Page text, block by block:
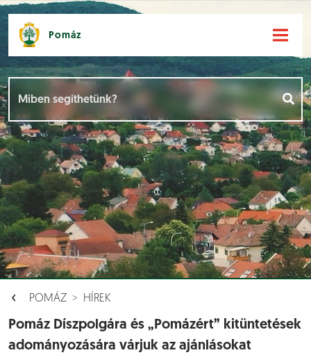
Pomáz
POMÁZ HÍREK
Pomáz Díszpolgára és „Pomázért” kitüntetések
adományozására várjuk az ajánlásokat
Események []
Dokumentumok [ ]
Aloldalak []